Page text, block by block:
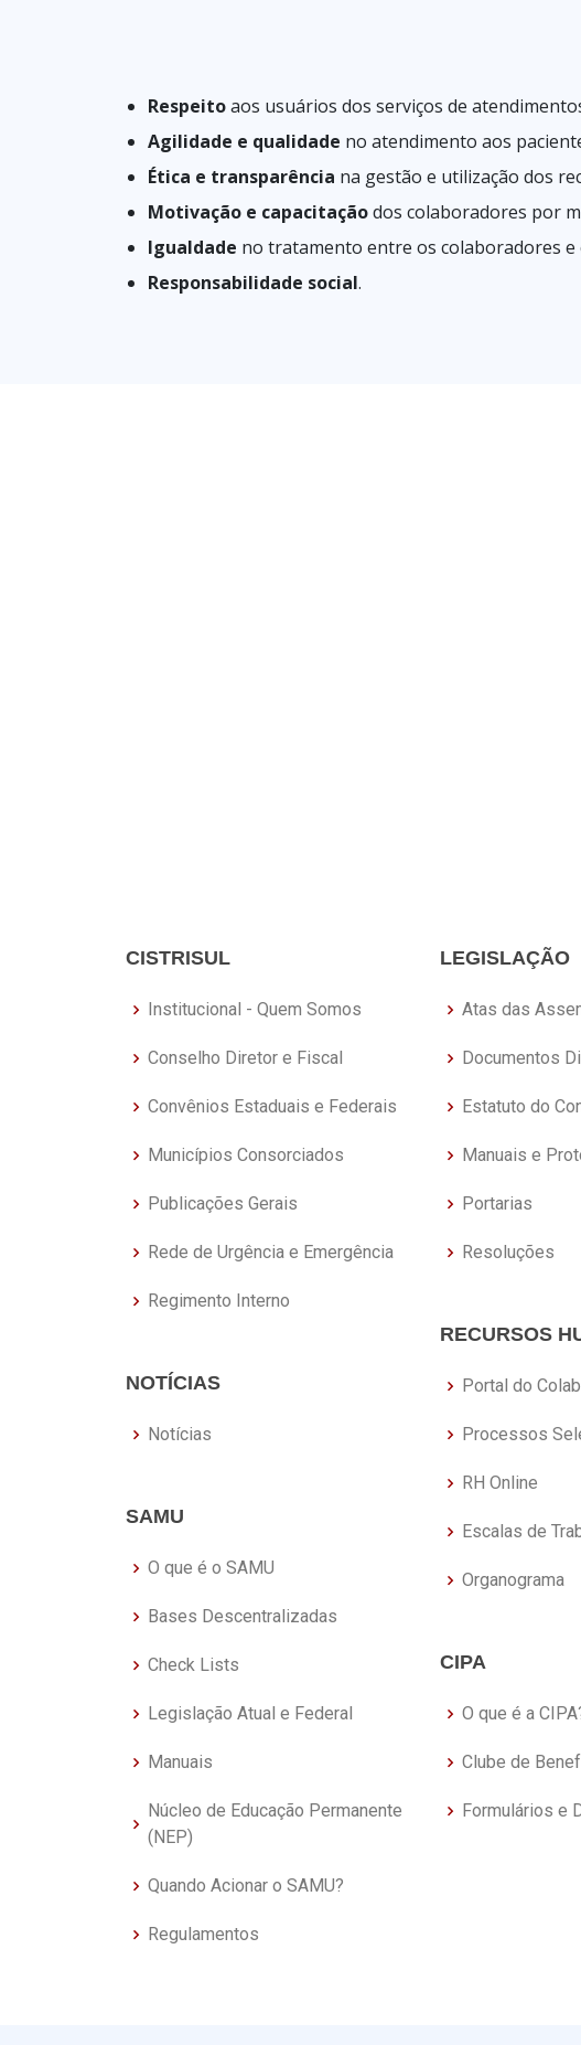
Respeitoaos usuários dos serviços de
Agilidade e qualidade no atendimento aos
Ética e transparência na gestão e utilização dos
Motivação e capacitaçãodos colaboradores por
Igualdade no tratamento entre os colaboradores
Responsabilidade social.
CISTRISUL
Institucional - Quem Somos
Conselho Diretor e Fiscal
Convênios Estaduais e Federais
Municípios Consorciados
Publicações Gerais
Rede de Urgência e Emergência
Regimento Interno
NOTÍCIAS
Notícias
SAMU
O que é o SAMU
Bases Descentralizadas
Check Lists
Legislação Atual e Federal
Manuais
Núcleo de Educação Permanente
(NEP)
Quando Acionar o SAMU?
Regulamentos
LEGISLAÇÃO
Atas das
Documentos
Estatuto do
Manuais e
Portarias
Resoluções
RECURSOS
Portal do
Processos
RH Online
Escalas de
Organograma
CIPA
O que é a
Clube de
Formulários e